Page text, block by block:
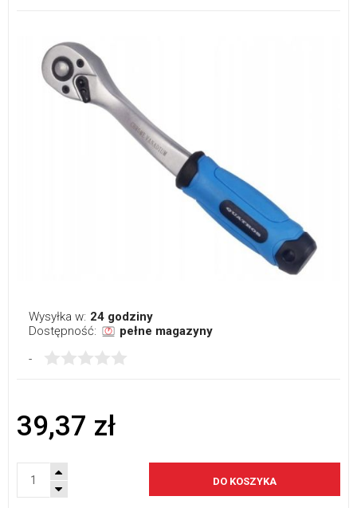
Wysyłka w: 24 godziny
Dostępność:
pełne magazyny
-
39,37 zł
DO KOSZYKA